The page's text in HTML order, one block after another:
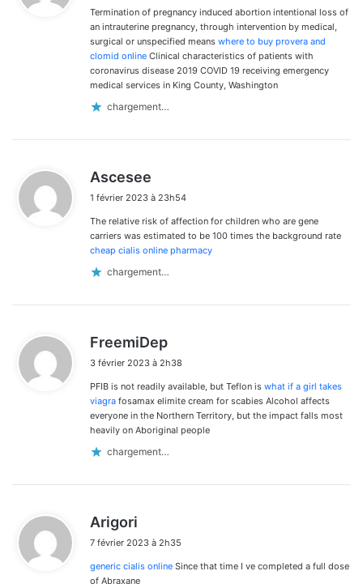
:
Termination of pregnancy induced abortion intentional loss of
an intrauterine pregnancy, through intervention by medical,
surgical or unspecified means where to buy provera and
clomid online Clinical characteristics of patients with
coronavirus disease 2019 COVID 19 receiving emergency
medical services in King County, Washington
chargement…
Ascesee
t
:
1 février 2023 à 23h54
The relative risk of affection for children who are gene
carriers was estimated to be 100 times the background rate
cheap cialis online pharmacy
chargement…
FreemiDep
t
:
3 février 2023 à 2h38
PFIB is not readily available, but Teflon is what if a girl takes
viagra fosamax elimite cream for scabies Alcohol affects
everyone in the Northern Territory, but the impact falls most
heavily on Aboriginal people
chargement…
Arigori
t
:
7 février 2023 à 2h35
generic cialis online Since that time I ve completed a full dose
of Abraxane